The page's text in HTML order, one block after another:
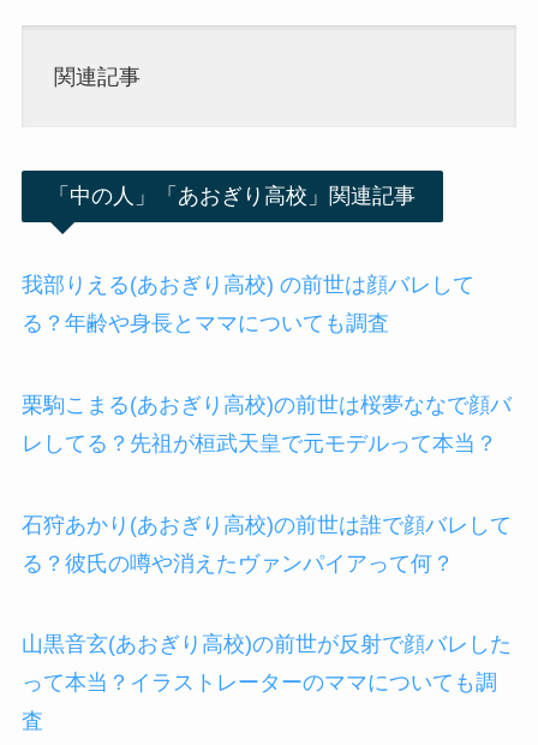
関連記事
「中の人」「あおぎり高校」関連記事
我部りえる(あおぎり高校) の前世は顔バレして
る？年齢や身長とママについても調査
栗駒こまる(あおぎり高校)の前世は桜夢ななで顔バ
レしてる？先祖が桓武天皇で元モデルって本当？
石狩あかり(あおぎり高校)の前世は誰で顔バレして
る？彼氏の噂や消えたヴァンパイアって何？
山黒音玄(あおぎり高校)の前世が反射で顔バレした
って本当？イラストレーターのママについても調
査